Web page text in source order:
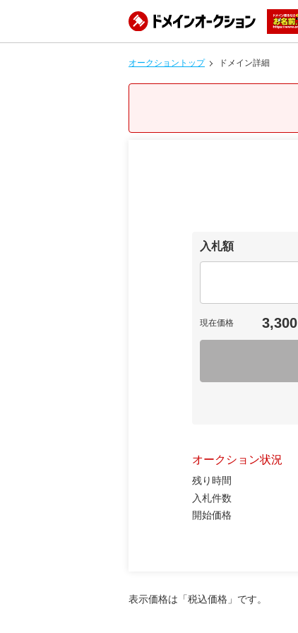
オークショントップ ドメイン詳細
入札額
現在価格 3,300
オークション状況
残り時間
入札件数
開始価格
表示価格は「税込価格」です。